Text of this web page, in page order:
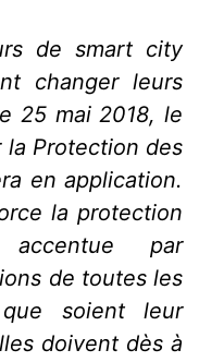
de smart city
changer leurs
25 mai 2018, le
la Protection des
en application.
la protection
par
de toutes les
que soient leur
doivent dès à